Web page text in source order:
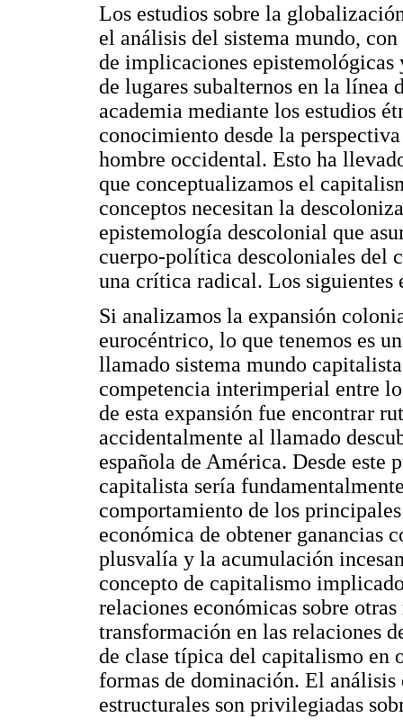
Los estudios sobre la
el análisis del sistema mundo,
de implicaciones
de lugares subalternos en la línea
academia mediante los estudios
conocimiento desde la
hombre occidental. Esto ha
que conceptualizamos el
conceptos necesitan la
epistemología descolonial que
cuerpo-política descoloniales del
una crítica radical. Los siguientes
Si analizamos la expansión
eurocéntrico, lo que tenemos es
llamado sistema mundo
competencia interimperial entre
de esta expansión fue encontrar
accidentalmente al llamado
española de América. Desde este
capitalista sería
comportamiento de los
económica de obtener ganancias
plusvalía y la acumulación
concepto de capitalismo
relaciones económicas sobre
transformación en las relaciones
de clase típica del capitalismo en
formas de dominación. El análisis
estructurales son privilegiadas